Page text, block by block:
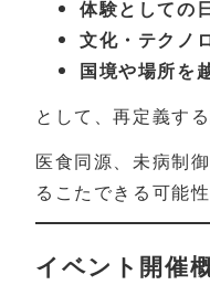
体験としての
文化・テクノ
国境や場所を
として、再定義する
医食同源、未病制
るこたできる可能
イベント開催